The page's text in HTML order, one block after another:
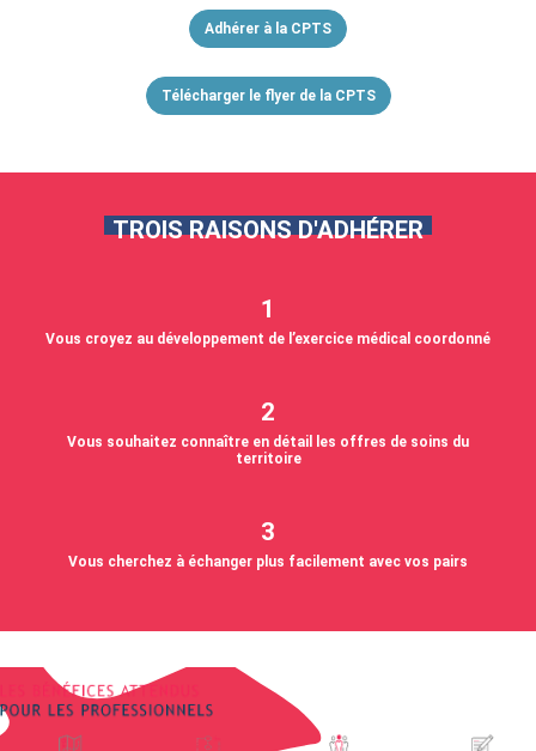
Adhérer à la CPTS
Télécharger le flyer de la CPTS
TROIS RAISONS D'ADHÉRER
1
Vous croyez au développement de l’exercice médical coordonné
2
Vous souhaitez connaître en détail les offres de soins du
territoire
3
Vous cherchez à échanger plus facilement avec vos pairs